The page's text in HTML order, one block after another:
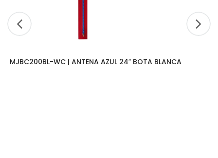
MJBC200BL-WC | ANTENA AZUL 24″ BOTA BLANCA